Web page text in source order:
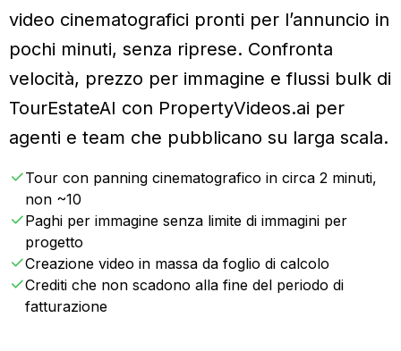
video cinematografici pronti per l’annuncio in
pochi minuti, senza riprese. Confronta
velocità, prezzo per immagine e flussi bulk di
TourEstateAI con PropertyVideos.ai per
agenti e team che pubblicano su larga scala.
Tour con panning cinematografico in circa 2 minuti,
non ~10
Paghi per immagine senza limite di immagini per
progetto
Creazione video in massa da foglio di calcolo
Crediti che non scadono alla fine del periodo di
fatturazione